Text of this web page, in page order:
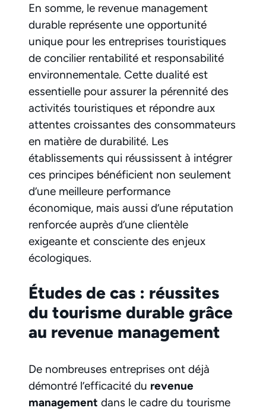
En somme, le revenue management
durable représente une opportunité
unique pour les entreprises touristiques
de concilier rentabilité et responsabilité
environnementale. Cette dualité est
essentielle pour assurer la pérennité des
activités touristiques et répondre aux
attentes croissantes des consommateurs
en matière de durabilité. Les
établissements qui réussissent à intégrer
ces principes bénéficient non seulement
d’une meilleure performance
économique, mais aussi d’une réputation
renforcée auprès d’une clientèle
exigeante et consciente des enjeux
écologiques.
Études de cas : réussites
du tourisme durable grâce
au revenue management
De nombreuses entreprises ont déjà
démontré l’efficacité du revenue
management dans le cadre du tourisme